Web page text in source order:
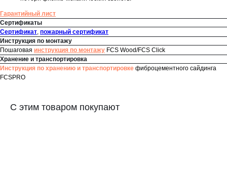
Гарантийный лист
Сертификаты
Сертификат, пожарный сертификат
Инструкция по монтажу
Пошаговая инструкция по монтажу FCS Wood/FCS Click
Хранение и транспортировка
Инструкция по хранению и транспортировке фиброцементного сайдинга
FCSPRO
С этим товаром покупают